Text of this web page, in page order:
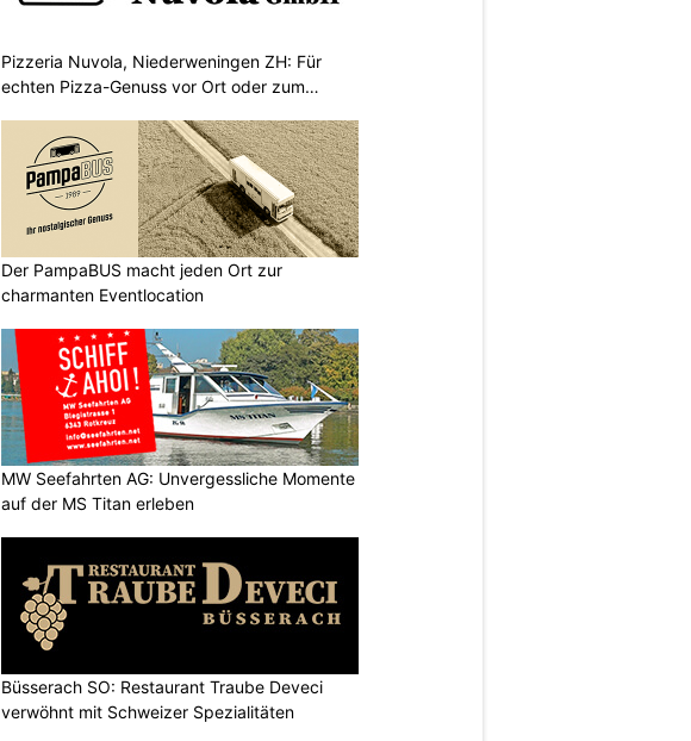
Pizzeria Nuvola, Niederweningen ZH: Für
echten Pizza-Genuss vor Ort oder zum
Der PampaBUS macht jeden Ort zur
charmanten Eventlocation
MW Seefahrten AG: Unvergessliche Momente
auf der MS Titan erleben
Büsserach SO: Restaurant Traube Deveci
verwöhnt mit Schweizer Spezialitäten